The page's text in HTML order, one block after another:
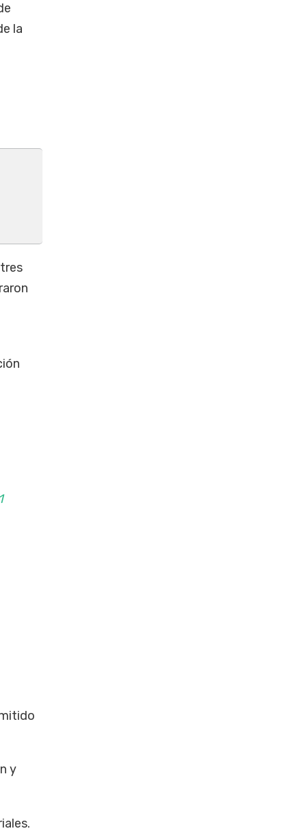
la
y